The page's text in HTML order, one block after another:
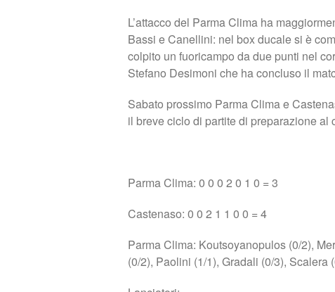
L’attacco del Parma Clima ha
Bassi e Canellini: nel box ducale si è
colpito un fuoricampo da due punti nel
Stefano Desimoni che ha concluso il
Sabato prossimo Parma Clima e
il breve ciclo di partite di preparazione
Parma Clima: 0 0 0 2 0 1 0 = 3
Castenaso: 0 0 2 1 1 0 0 = 4
Parma Clima: Koutsoyanopulos (0/2),
(0/2), Paolini (1/1), Gradali (0/3), Scalera